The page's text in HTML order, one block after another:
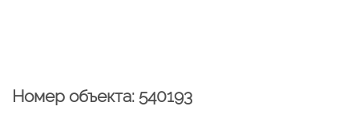
Номер объекта: 540193